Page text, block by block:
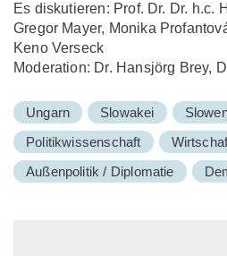
Es diskutieren: Prof. Dr. Dr. h.c.
Gregor Mayer, Monika
Keno Verseck
Moderation: Dr. Hansjörg Brey,
Ungarn Slowakei
Politikwissenschaft
Außenpolitik / Diplomatie